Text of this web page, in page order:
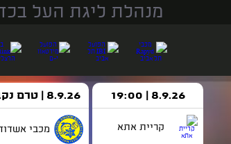
מנהלת ליגת העל
8.9.26 | 19:00
קריית אתא
8.9.26 | טרם נקבע
מכבי